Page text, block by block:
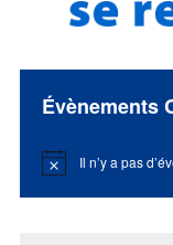
Évènements
Notice Il n’y a pas